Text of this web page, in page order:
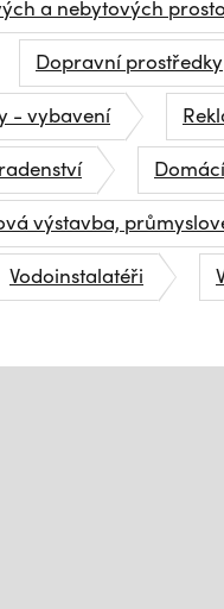
a nebytových
Dopravní prostředky
- vybavení
výstavba,
Vodoinstalatéři